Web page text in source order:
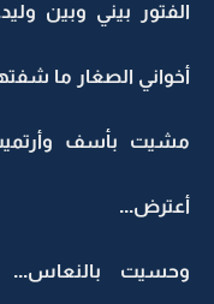
الفتور بيني وبين
أخواني الصغار ما
مشيت بأسف وأرتميت
أعترض...
وحسيت بالنعاس...